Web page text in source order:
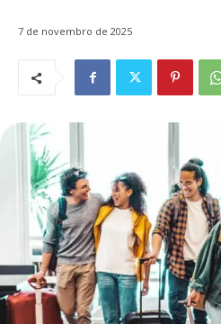
7 de novembro de 2025